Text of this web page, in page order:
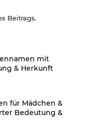
Beitrags.
mit
& Herkunft
für Mädchen &
Bedeutung &